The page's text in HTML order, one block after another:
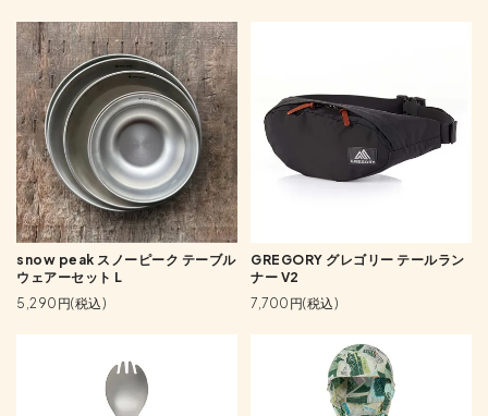
snow peak スノーピーク テーブル
ウェアーセット L
5,290円(税込)
GREGORY グレゴリー テールラン
ナー V2
7,700円(税込)